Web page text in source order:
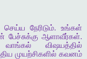
நேரிடும். உங்கள்
பேச்சுக்கு ஆளாவீர்கள்.
விஷயத்தில்
முயற்சிகளில் கவனம்